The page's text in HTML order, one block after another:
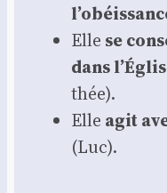
Elle se
dans
thée).
Elle agit
(Luc).